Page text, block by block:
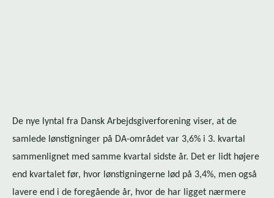
De nye lyntal fra Dansk Ar­bejds­gi­ver­for­e­ning viser, at de
samlede lønstigninger på DA-området var 3,6% i 3. kvartal
sammenlignet med samme kvartal sidste år. Det er lidt højere
end kvartalet før, hvor løn­stig­nin­ger­ne lød på 3,4%, men også
lavere end i de foregående år, hvor de har ligget nærmere